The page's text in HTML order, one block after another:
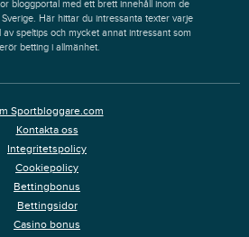
bloggportal med ett brett innehåll inom de
Här hittar du intressanta texter varje
speltips och mycket annat intressant som
betting i allmänhet.
Sportbloggare.com
Kontakta oss
Integritetspolicy
Cookiepolicy
Bettingbonus
Bettingsidor
Casino bonus